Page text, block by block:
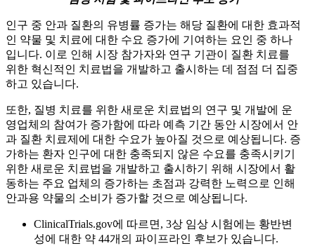
인구 중 안과 질환의 유병률 증가는 해당 질환에 대한 효과적
인 약물 및 치료에 대한 수요 증가에 기여하는 요인 중 하나
입니다. 이로 인해 시장 참가자와 연구 기관이 질환 치료를
위한 혁신적인 치료법을 개발하고 출시하는 데 점점 더 집중
하고 있습니다.
또한, 질병 치료를 위한 새로운 치료법의 연구 및 개발에 운
영업체의 참여가 증가함에 따라 예측 기간 동안 시장에서 안
과 질환 치료제에 대한 수요가 높아질 것으로 예상됩니다. 증
가하는 환자 인구에 대한 충족되지 않은 수요를 충족시키기
위한 새로운 치료법을 개발하고 출시하기 위해 시장에서 활
동하는 주요 업체의 증가하는 초점과 강력한 노력으로 인해
안과용 약물의 소비가 증가할 것으로 예상됩니다.
ClinicalTrials.gov에 따르면, 3상 임상 시험에는 황반변
성에 대한 약 44개의 파이프라인 후보가 있습니다.